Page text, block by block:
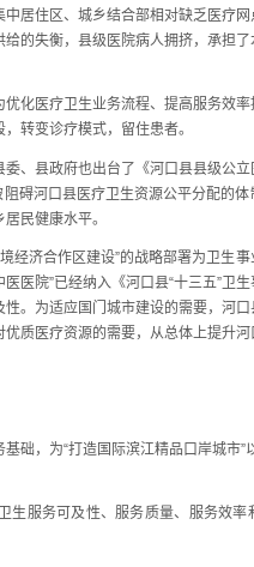
居住区、城乡结合部相对缺乏医疗
的失衡，县级医院病人拥挤，承担
化医疗卫生业务流程、提高服务效率
转变诊疗模式，留住患者。
、县政府也出台了《河口县县级公立
碍河口县医疗卫生资源公平分配的
民健康水平。
济合作区建设”的战略部署为卫生事
医院”已经纳入《河口县“十三五”卫
。为适应国门城市建设的需要，河
质医疗资源的需要，从总体上提升河
，为“打造国际滨江精品口岸城市”
服务可及性、服务质量、服务效率